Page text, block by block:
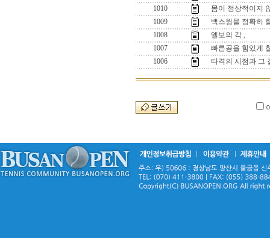
1010
몸이 정상적이지
1009
백스윙을 정확히
1008
엘보의 각 ,
1007
빠른공을 힘있게
1006
타격의 시점과 그